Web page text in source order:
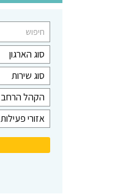
י
ש
ו
א
ר
ג
ו
סוג הארגון
ו
י
סוג שירות
ה
י
ע
הקהל הרחב
ז
אזורי פעילות